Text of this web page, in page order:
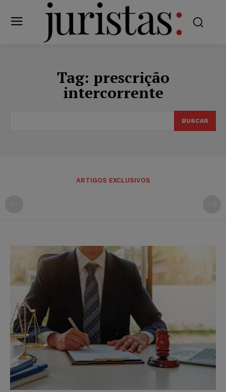
Tag: prescrição
intercorrente
BUSCAR
ARTIGOS EXCLUSIVOS